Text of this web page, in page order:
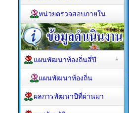
หน่วยตรวจสอบภายใน
แผนพัฒนาท้องถิ่นสี่ปี
แผนพัฒนาท้องถิ่น
ผลการพัฒนาปีที่ผ่านมา